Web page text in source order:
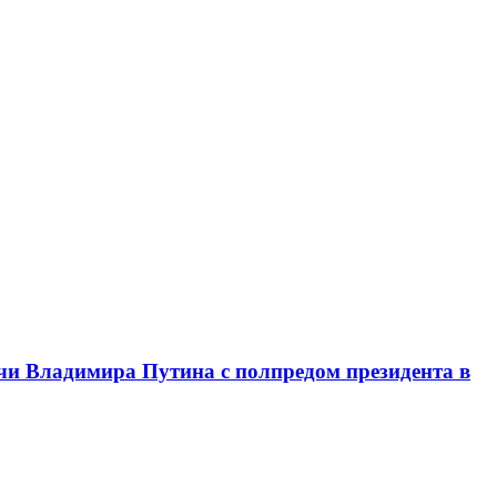
Владимира Путина с полпредом президента в